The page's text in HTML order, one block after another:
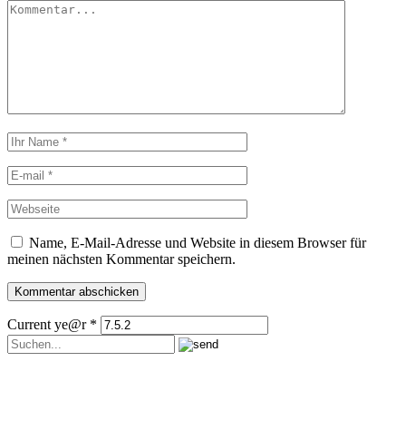
Name, E-Mail-Adresse und Website in diesem Browser für
meinen nächsten Kommentar speichern.
Current ye@r *